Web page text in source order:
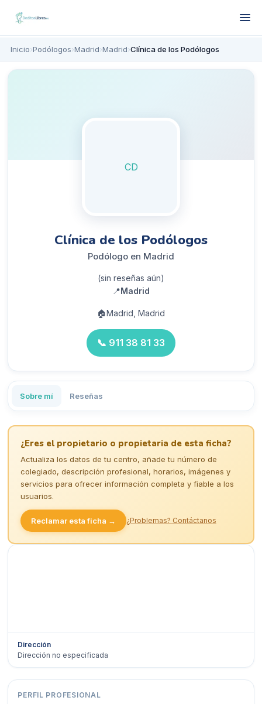
Inicio›Podólogos›Madrid›Madrid›Clínica de los Podólogos
CD
Clínica de los Podólogos
Podólogo en Madrid
(sin reseñas aún)
📍Madrid
🏠Madrid, Madrid
📞 911 38 81 33
Sobre mí Reseñas
¿Eres el propietario o propietaria de esta ficha?
Actualiza los datos de tu centro, añade tu número de
colegiado, descripción profesional, horarios, imágenes y
servicios para ofrecer información completa y fiable a los
usuarios.
Reclamar esta ficha → ¿Problemas? Contáctanos
Dirección
Dirección no especificada
PERFIL PROFESIONAL